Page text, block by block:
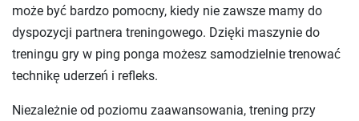
może być bardzo pomocny, kiedy nie zawsze mamy do
dyspozycji partnera treningowego. Dzięki maszynie do
treningu gry w ping ponga możesz samodzielnie trenować
technikę uderzeń i refleks.
Niezależnie od poziomu zaawansowania, trening przy